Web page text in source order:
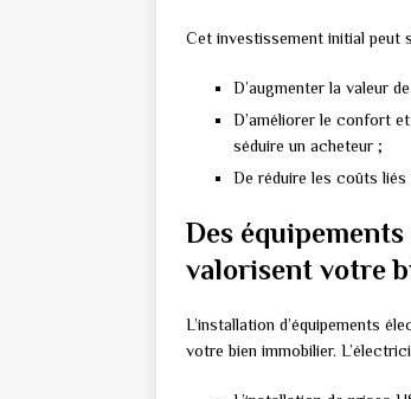
Cet investissement initial peut
D’augmenter la valeur
D’améliorer le confort
séduire un acheteur ;
De réduire les coûts liés
Des
valorisent votre
L’installation d’équipements
votre bien immobilier.